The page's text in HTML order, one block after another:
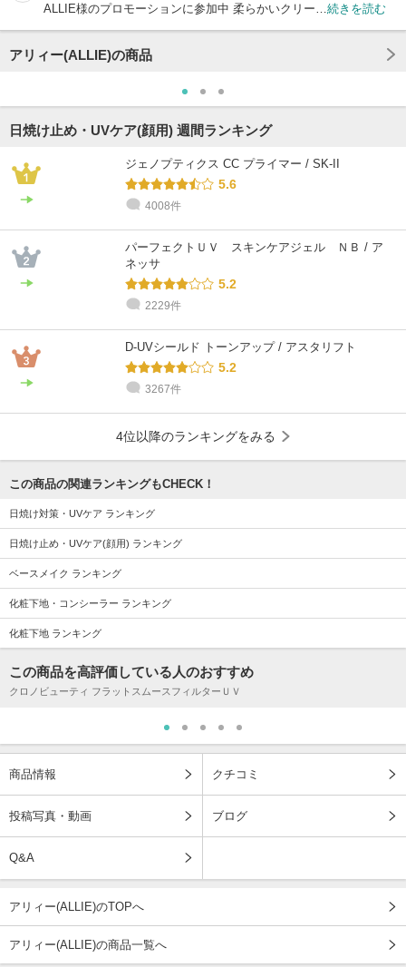
ALLIE様のプロモーションに参加中 柔らかいクリー… 続きを読む
アリィー(ALLIE)の商品
日焼け止め・UVケア(顔用) 週間ランキング
ジェノプティクス CC プライマー / SK-II
5.6
4008件
パーフェクトＵＶ スキンケアジェル ＮＢ / ア
ネッサ
5.2
2229件
D-UVシールド トーンアップ / アスタリフト
5.2
3267件
4位以降のランキングをみる
この商品の関連ランキングもCHECK！
日焼け対策・UVケア ランキング
日焼け止め・UVケア(顔用) ランキング
ベースメイク ランキング
化粧下地・コンシーラー ランキング
化粧下地 ランキング
この商品を高評価している人のおすすめ
クロノビューティ フラットスムースフィルターＵＶ
商品情報 クチコミ
投稿写真・動画 ブログ
Q&A
アリィー(ALLIE)のTOPへ
アリィー(ALLIE)の商品一覧へ